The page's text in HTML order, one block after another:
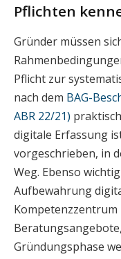
Pflichten
Gründer müssen
Pflicht zur
nach dem BAG-
ABR 22/21)
digitale Erfassung
vorgeschrieben, in
Weg. Ebenso
Aufbewahrung
Gründungsphase